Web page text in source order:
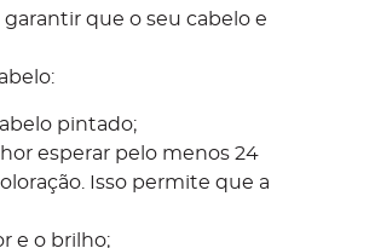
que o seu cabelo e
pintado;
esperar pelo menos 24
Isso permite que a
e o brilho;